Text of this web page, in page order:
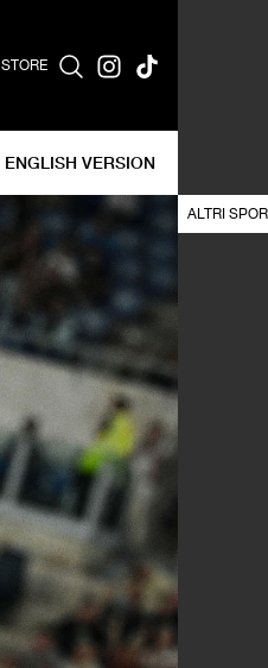
STORE
ENGLISH VERSION
ALTRI